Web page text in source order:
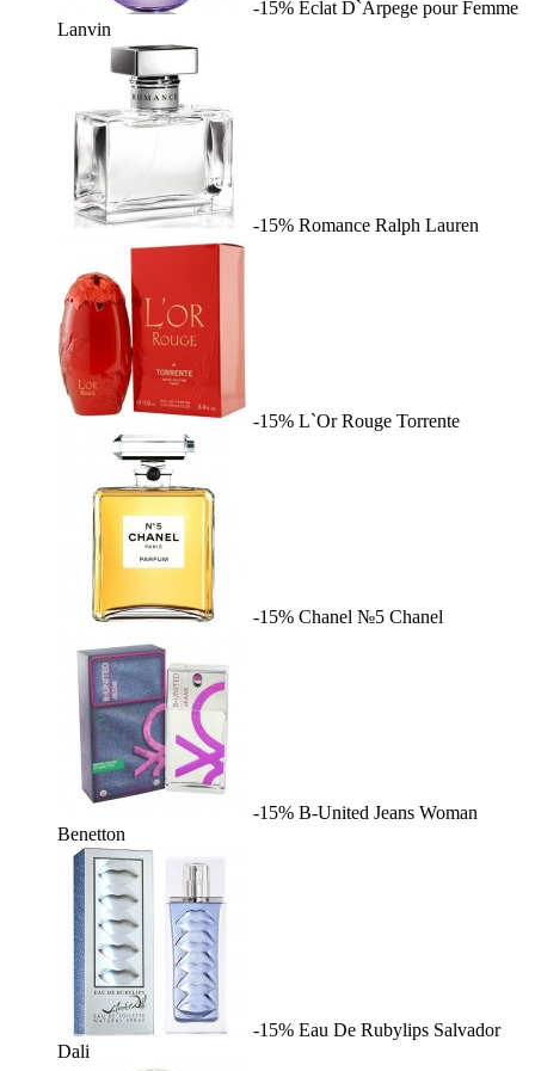
-15% Eclat D`Arpege pour Femme
Lanvin
-15% Romance Ralph Lauren
-15% L`Or Rouge Torrente
-15% Chanel №5 Chanel
-15% B-United Jeans Woman
Benetton
-15% Eau De Rubylips Salvador
Dali